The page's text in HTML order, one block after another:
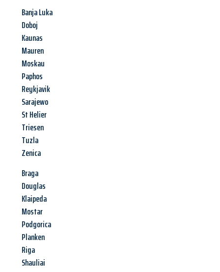
Banja Luka
Doboj
Kaunas
Mauren
Moskau
Paphos
Reykjavik
Sarajewo
St Helier
Triesen
Tuzla
Zenica
Braga
Douglas
Klaipeda
Mostar
Podgorica
Planken
Riga
Shauliai